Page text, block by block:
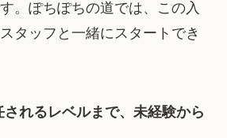
。ぽちぽちの道では、この入
タッフと一緒にスタートでき
れるレベルまで、未経験から